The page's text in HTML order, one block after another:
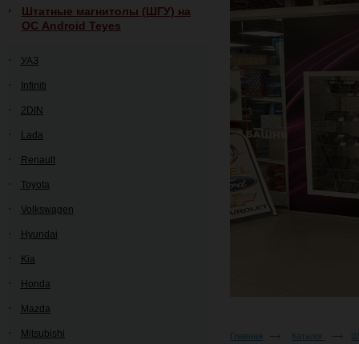
Штатные магнитолы (ШГУ) на
ОС Android Teyes
УАЗ
Infiniti
2DIN
Lada
Renault
Toyota
Volkswagen
Hyundai
Kia
Honda
Mazda
Mitsubishi Главная Каталог